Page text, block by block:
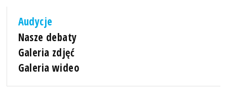
Audycje
Nasze debaty
Galeria zdjęć
Galeria wideo